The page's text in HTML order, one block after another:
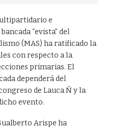
e
“evista” del
(MAS) ha ratificado la
con respecto a la
primarias. El
dependerá del
de Lauca Ñ y la
evento.
Arispe ha